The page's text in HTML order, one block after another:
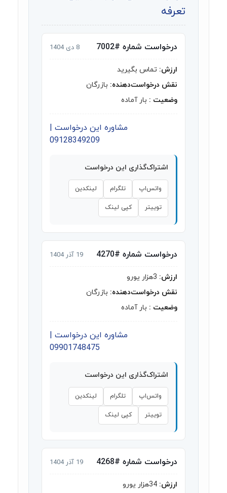
تعرفه
درخواست شماره #7002 8 دی 1404
ارزش: تماس بگیرید
نقش درخواست‌دهنده: بازرگان
وضعیت : بار آماده
مشاوره این درخواست |
09128349209
اشتراک‌گذاری این درخواست
واتس‌اپ تلگرام لینکدین
توییتر کپی لینک
درخواست شماره #4270 19 آذر 1404
ارزش:
نقش درخواست‌دهنده: بازرگان
وضعیت : بار آماده
مشاوره این درخواست |
09901748475
اشتراک‌گذاری این درخواست
واتس‌اپ تلگرام لینکدین
توییتر کپی لینک
درخواست شماره #4268 19 آذر 1404
ارزش: